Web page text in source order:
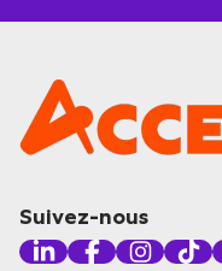
Suivez-nous